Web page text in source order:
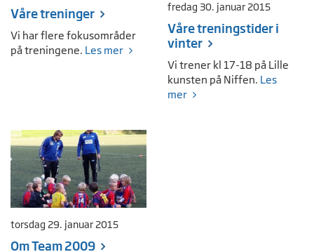
Våre treninger
Vi har flere fokusområder
på treningene. Les mer
fredag 30. januar 2015
Våre treningstider i
vinter
Vi trener kl 17-18 på Lille
kunsten på Niffen. Les
mer
torsdag 29. januar 2015
Om Team 2009